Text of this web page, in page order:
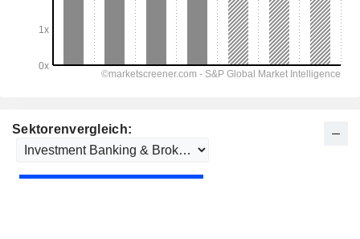
Sektorenvergleich: